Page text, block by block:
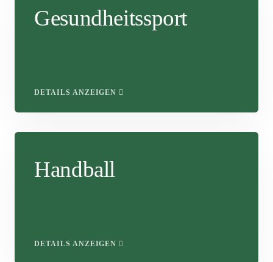
Gesundheitssport
DETAILS ANZEIGEN
Handball
DETAILS ANZEIGEN